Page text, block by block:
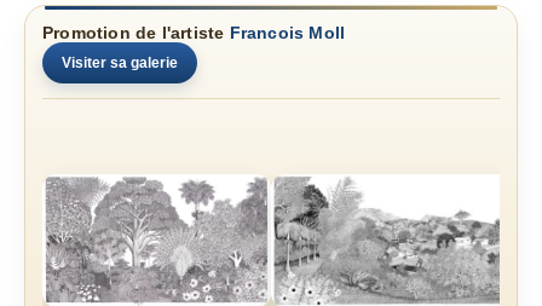
Promotion de l'artiste Francois Moll
Visiter sa galerie